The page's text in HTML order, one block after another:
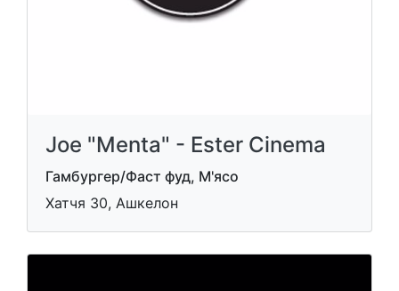
Joe "Menta" - Ester Cinema
Гамбургер/Фаст фуд, М'ясо
Хатчя 30, Ашкелон